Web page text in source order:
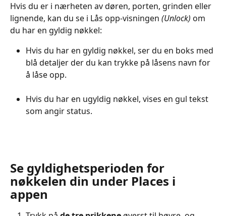
Hvis du er i nærheten av døren, porten, grinden eller
lignende, kan du se i Lås opp-visningen (Unlock) om
du har en gyldig nøkkel:
Hvis du har en gyldig nøkkel, ser du en boks med
blå detaljer der du kan trykke på låsens navn for
å låse opp.
Hvis du har en ugyldig nøkkel, vises en gul tekst
som angir status.
Se gyldighetsperioden for
nøkkelen din under Places i
appen